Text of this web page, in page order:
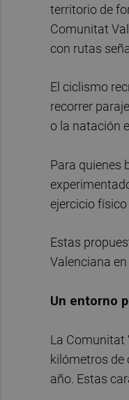
territorio de
Comunitat
con rutas
El ciclismo
recorrer
o la natación
Para quienes
ejercicio
Estas
Valenciana
Un entorno
La Comunitat
kilómetros de
año. Estas